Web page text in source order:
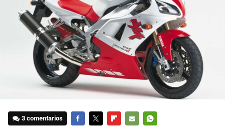
3 comentarios